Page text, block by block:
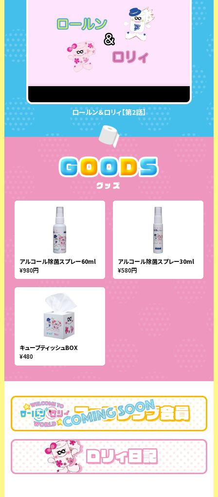
ロールン＆ロリィ【第2話】
グッズ
アルコール除菌スプレー60ml
¥980円
アルコール除菌スプレー30ml
¥580円
キューブティッシュBOX
¥480